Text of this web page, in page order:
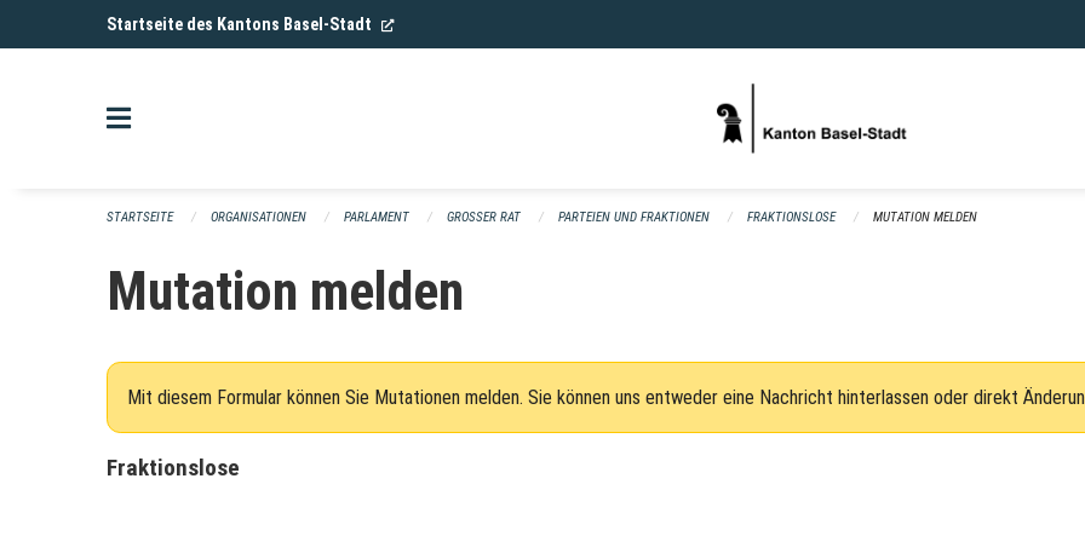
Navigation überspringenStartseite des Kantons Basel-Stadt (External Link)
STARTSEITE ORGANISATIONEN PARLAMENT GROSSER RAT PARTEIEN UND FRAKTIONEN FRAKTIONSLOSE MUTATION MELDEN
Mutation melden
Mit diesem Formular können Sie Mutationen melden. Sie können uns entweder eine Nachricht hinterlassen oder direkt
Fraktionslose